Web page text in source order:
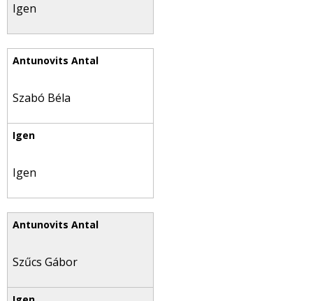
Igen
Szabó Béla
Igen
Szűcs Gábor